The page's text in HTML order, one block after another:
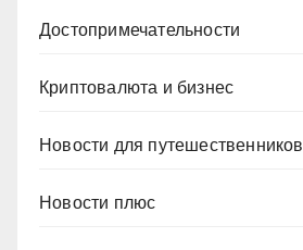
Достопримечательности
Криптовалюта и бизнес
Новости для путешественников
Новости плюс